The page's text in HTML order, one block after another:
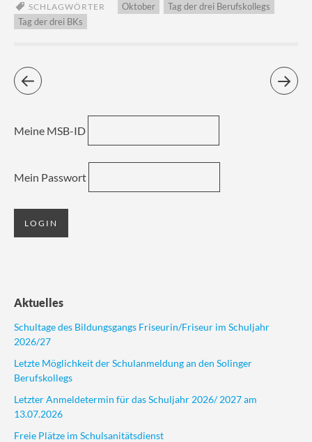
SCHLAGWÖRTER Oktober
Tag der drei Berufskollegs
Tag der drei BKs
Meine MSB-ID
Mein Passwort
Aktuelles
Schultage des Bildungsgangs Friseurin/Friseur im Schuljahr
2026/27
Letzte Möglichkeit der Schulanmeldung an den Solinger
Berufskollegs
Letzter Anmeldetermin für das Schuljahr 2026/ 2027 am
13.07.2026
Freie Plätze im Schulsanitätsdienst